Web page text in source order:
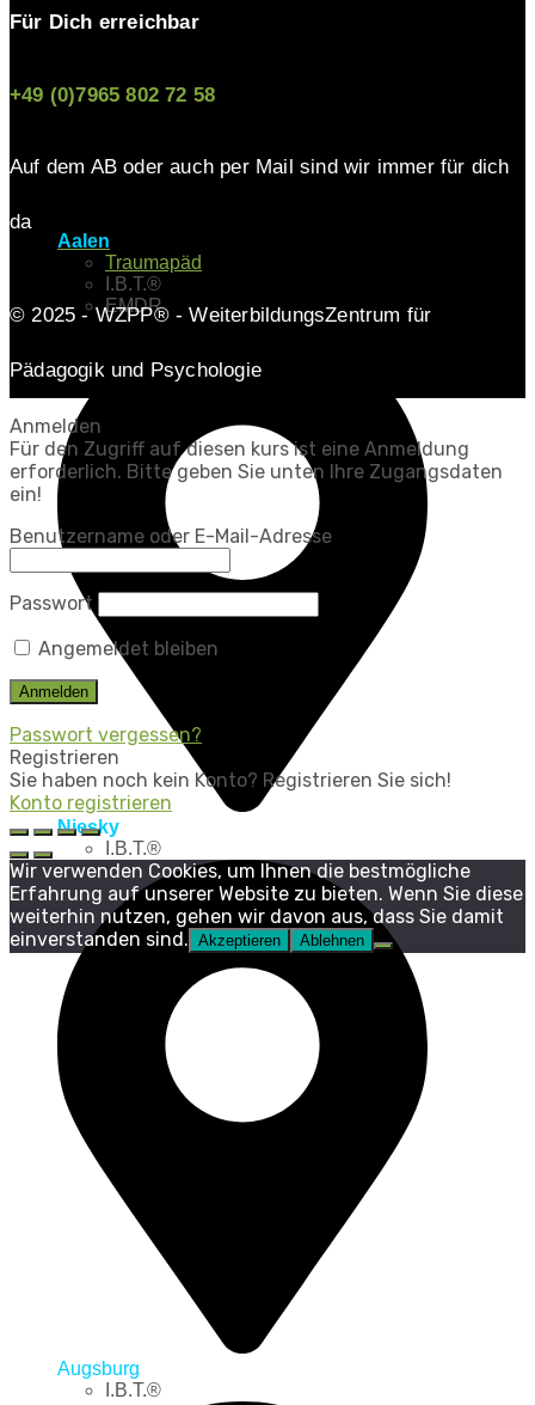
Aalen
Traumapäd
I.B.T.®
EMDR
Niesky
I.B.T.®
Augsburg
I.B.T.®
Für Dich erreichbar
+49 (0)7965 802 72 58
Auf dem AB oder auch per Mail sind wir immer für dich
da
© 2025 - WZPP® - WeiterbildungsZentrum für
Pädagogik und Psychologie
Anmelden
Für den Zugriff auf diesen kurs ist eine Anmeldung
erforderlich. Bitte geben Sie unten Ihre Zugangsdaten
ein!
Benutzername oder E-Mail-Adresse
Passwort
Angemeldet bleiben
Passwort vergessen?
Registrieren
Sie haben noch kein Konto? Registrieren Sie sich!
Konto registrieren
Wir verwenden Cookies, um Ihnen die bestmögliche
Erfahrung auf unserer Website zu bieten. Wenn Sie diese
weiterhin nutzen, gehen wir davon aus, dass Sie damit
einverstanden sind. Akzeptieren Ablehnen